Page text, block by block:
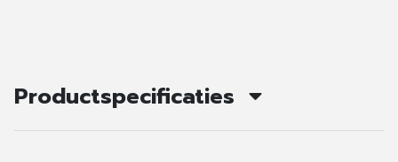
Productspecificaties